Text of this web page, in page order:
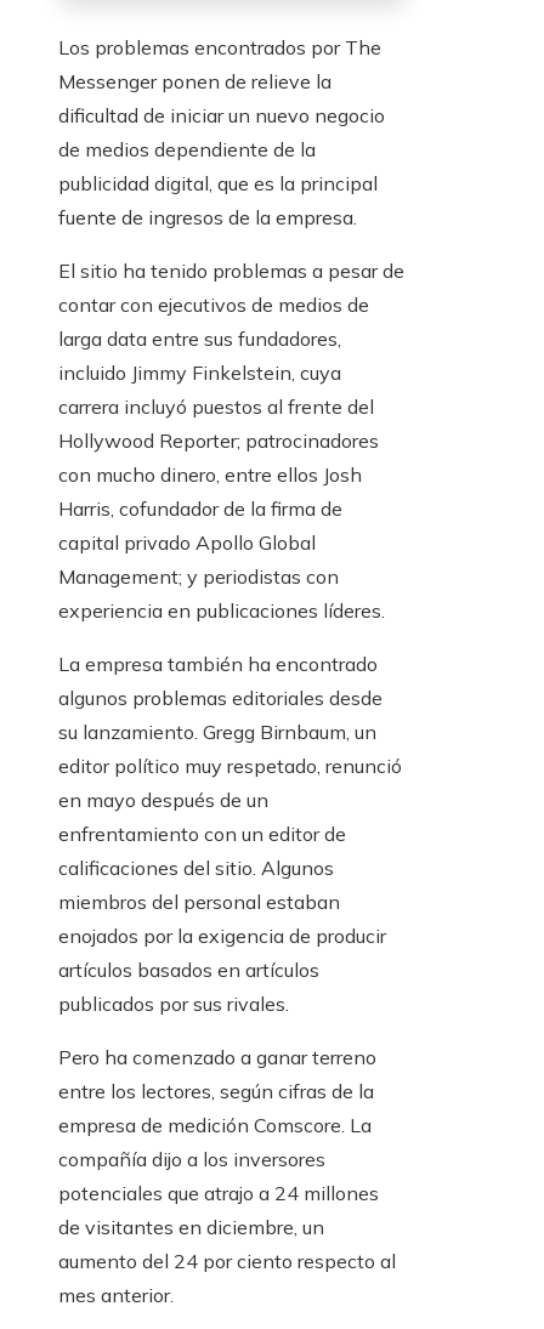
Los problemas encontrados por The
Messenger ponen de relieve la
dificultad de iniciar un nuevo negocio
de medios dependiente de la
publicidad digital, que es la principal
fuente de ingresos de la empresa.
El sitio ha tenido problemas a pesar de
contar con ejecutivos de medios de
larga data entre sus fundadores,
incluido Jimmy Finkelstein, cuya
carrera incluyó puestos al frente del
Hollywood Reporter; patrocinadores
con mucho dinero, entre ellos Josh
Harris, cofundador de la firma de
capital privado Apollo Global
Management; y periodistas con
experiencia en publicaciones líderes.
La empresa también ha encontrado
algunos problemas editoriales desde
su lanzamiento. Gregg Birnbaum, un
editor político muy respetado, renunció
en mayo después de un
enfrentamiento con un editor de
calificaciones del sitio. Algunos
miembros del personal estaban
enojados por la exigencia de producir
artículos basados ​​en artículos
publicados por sus rivales.
Pero ha comenzado a ganar terreno
entre los lectores, según cifras de la
empresa de medición Comscore. La
compañía dijo a los inversores
potenciales que atrajo a 24 millones
de visitantes en diciembre, un
aumento del 24 por ciento respecto al
mes anterior.